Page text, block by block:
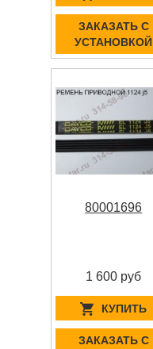
ЗАКАЗАТЬ С
УСТАНОВКОЙ
80001696
1 600 руб
КУПИТЬ
ЗАКАЗАТЬ С